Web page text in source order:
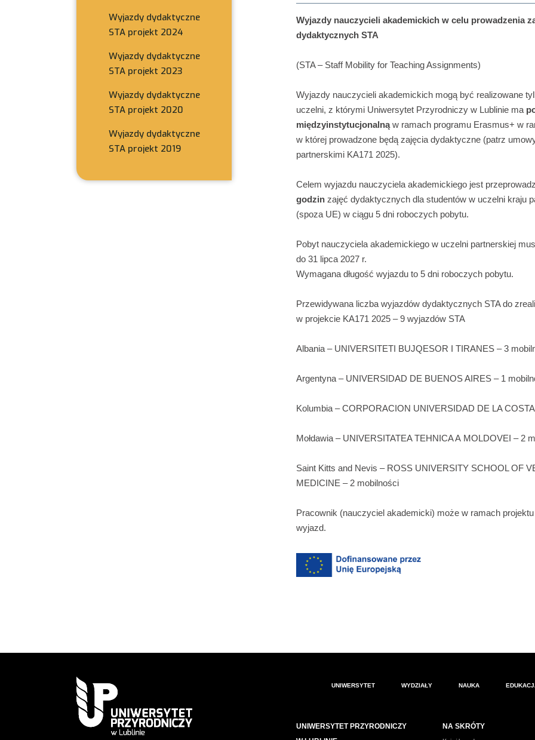
Wyjazdy dydaktyczne
STA projekt 2024
Wyjazdy dydaktyczne
STA projekt 2023
Wyjazdy dydaktyczne
STA projekt 2020
Wyjazdy dydaktyczne
STA projekt 2019
PROJEKT KA171 2025
Wniosek wyjazdowy STA(+ klauzula RODO)
Indywidualny Program Nauczania(Mobility Agreement –
Formularz oceny zgłoszenia
Oświadczenie o znajomości języka obcego– minimum
Pismo/skan pisma dobrej jakości z uczelni partnerskiej
nauczyciela akademickiego we wspólne przedsięwzięcia/
Zapewnienie kierownika jednostki o realizacji
pobytu nauczyciela w uczelni partnerskiej(należy
Nauczyciel akademicki powinien byćubezpieczony
ubezpieczenie następstw nieszczęśliwych wypadków NNW
ubezpieczenie bagażu podróżnego, od kradzieży itp.
Pracownik powinien posiadać ważnąwizę i paszport
(delegację należy złożyć w Biurze Projektów
Izabela Wolska) – najpóźniej w dniu podpisania umowy na
Wyjazdy nauczycieli akademickich w celu prowadzenia
dydaktycznych STA
(STA – Staff Mobility for Teaching Assignments)
Wyjazdy nauczycieli akademickich mogą być realizowane
uczelni, z którymi Uniwersytet Przyrodniczy w Lublinie ma
międzyinstytucjonalnąw ramach programu Erasmus+ w
w której prowadzone będą zajęcia dydaktyczne (patrz
partnerskimi KA171 2025).
Celem wyjazdu nauczyciela akademickiego jest
godzin zajęć dydaktycznych dla studentów w uczelni kraju
(spoza UE) w ciągu 5 dni roboczych pobytu.
Pobyt nauczyciela akademickiego w uczelni partnerskiej
do 31 lipca 2027 r.
Wymagana długość wyjazdu to 5 dni roboczych pobytu.
Przewidywana liczba wyjazdów dydaktycznych STA do
w projekcie KA171 2025 – 9 wyjazdów STA
Albania – UNIVERSITETI BUJQESOR I TIRANES – 3
Argentyna – UNIVERSIDAD DE BUENOS AIRES – 1
Kolumbia – CORPORACION UNIVERSIDAD DE LA
Mołdawia – UNIVERSITATEA TEHNICA A MOLDOVEI – 2
Saint Kitts and Nevis – ROSS UNIVERSITY SCHOOL OF
MEDICINE – 2 mobilności
Pracownik (nauczyciel akademicki) może w ramach
wyjazd.
UNIWERSYTET WYDZIAŁY NAUKA
UNIWERSYTET PRZYRODNICZY
NA SKRÓTY